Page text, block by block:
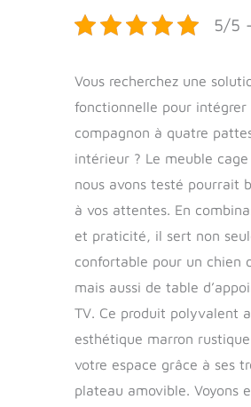
5/5
Vous recherchez une
fonctionnelle pour intégrer
compagnon à quatre
intérieur ? Le meuble
nous avons testé pourrait
à vos attentes. En
et praticité, il sert non
confortable pour un chien
mais aussi de table
TV. Ce produit polyvalent
esthétique marron
votre espace grâce à ses
plateau amovible. Voyons